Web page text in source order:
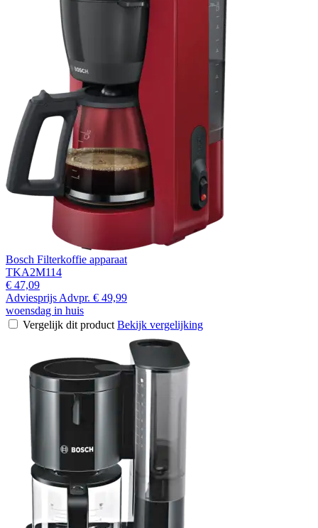
Bosch Filterkoffie apparaat
TKA2M114
€ 47,09
Adviesprijs Advpr. € 49,99
woensdag in huis
Vergelijk dit product Bekijk vergelijking